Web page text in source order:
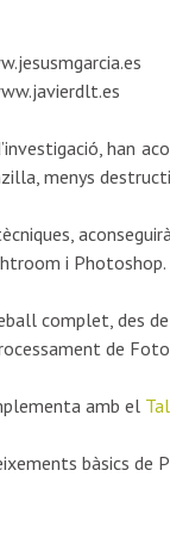
han
menys
i Photoshop.
complet, des
de
amb el
bàsics de